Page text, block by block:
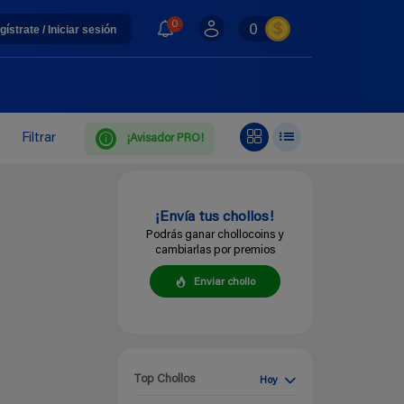
/ Iniciar sesión 0 0
Filtrar ¡Avisador PRO!
¡Envía tus chollos!
Podrás ganar chollocoins y
cambiarlas por premios
Enviar chollo
Top Chollos Hoy